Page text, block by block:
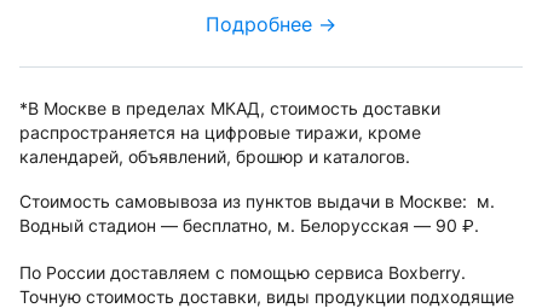
Подробнее →
*В Москве в пределах МКАД, стоимость доставки
распространяется на цифровые тиражи, кроме
календарей, объявлений, брошюр и каталогов.
Стоимость самовывоза из пунктов выдачи в Москве: м.
Водный стадион — бесплатно, м. Белорусская — 90 руб..
По России доставляем с помощью сервиса Boxberry.
Точную стоимость доставки, виды продукции подходящие